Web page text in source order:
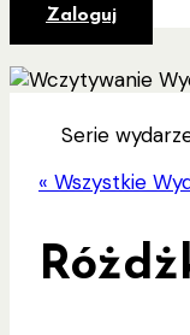
Zaloguj
Serie
« Wszystkie